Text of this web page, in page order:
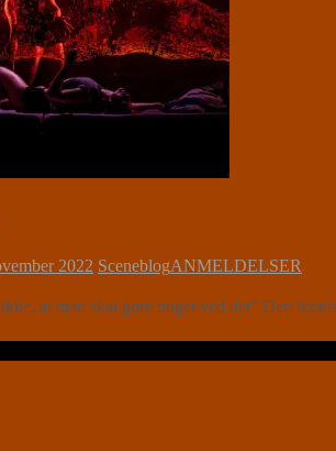
2022 SceneblogANMELDELSER
ikke, at man skal gøre noget ved det” Den